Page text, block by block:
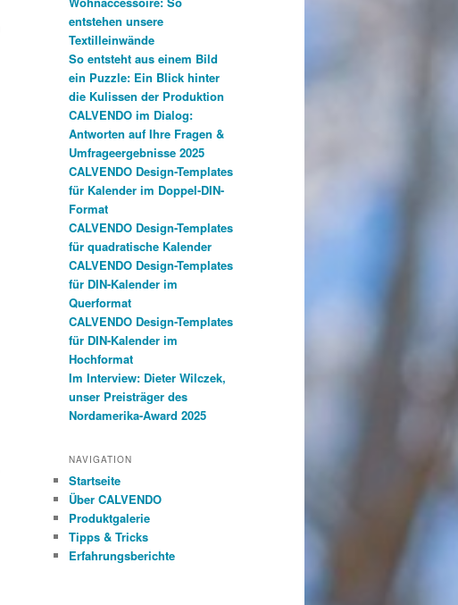
entstehen unsere
Textilleinwände
So entsteht aus einem Bild
ein Puzzle: Ein Blick hinter
die Kulissen der Produktion
CALVENDO im Dialog:
Antworten auf Ihre Fragen &
Umfrageergebnisse 2025
CALVENDO Design-Templates
für Kalender im Doppel-DIN-
Format
CALVENDO Design-Templates
für quadratische Kalender
CALVENDO Design-Templates
für DIN-Kalender im
Querformat
CALVENDO Design-Templates
für DIN-Kalender im
Hochformat
Im Interview: Dieter Wilczek,
unser Preisträger des
Nordamerika-Award 2025
NAVIGATION
Startseite
Über CALVENDO
Produktgalerie
Tipps & Tricks
Erfahrungsberichte